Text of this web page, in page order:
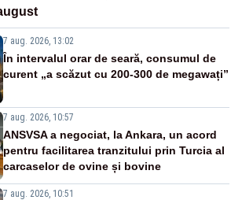
7 aug. 2026, 13:02
În intervalul orar de seară, consumul de
curent „a scăzut cu 200-300 de megawați”
7 aug. 2026, 10:57
ANSVSA a negociat, la Ankara, un acord
pentru facilitarea tranzitului prin Turcia al
carcaselor de ovine și bovine
7 aug. 2026, 10:51